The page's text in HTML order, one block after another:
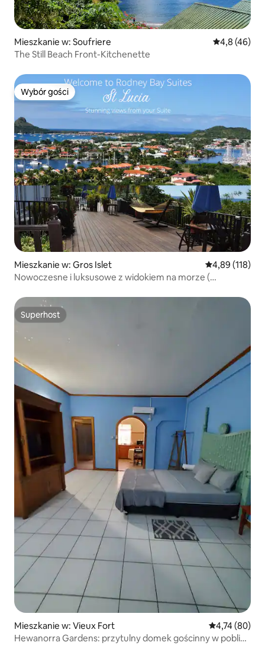
Mieszkanie w: Soufriere Średnia
4,8 (46)
The Still Beach Front-Kitchenette
Wybór gości
Wybór gości
Mieszkanie w: Gros Islet Średnia
4,89 (118)
Nowoczesne i luksusowe z widokiem na morze (
Superhost
Superhost
Mieszkanie w: Vieux Fort Średnia
4,74 (80)
Hewanorra Gardens: przytulny domek gościnny w pobliżu